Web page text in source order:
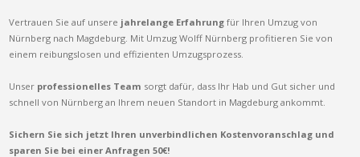
Vertrauen Sie auf unsere jahrelange Erfahrung für Ihren Umzug von
Nürnberg nach Magdeburg. Mit Umzug Wolff Nürnberg profitieren Sie von
einem reibungslosen und effizienten Umzugsprozess.
Unser professionelles Team sorgt dafür, dass Ihr Hab und Gut sicher und
schnell von Nürnberg an Ihrem neuen Standort in Magdeburg ankommt.
Sichern Sie sich jetzt Ihren unverbindlichen Kostenvoranschlag und
sparen Sie bei einer Anfragen 50€!